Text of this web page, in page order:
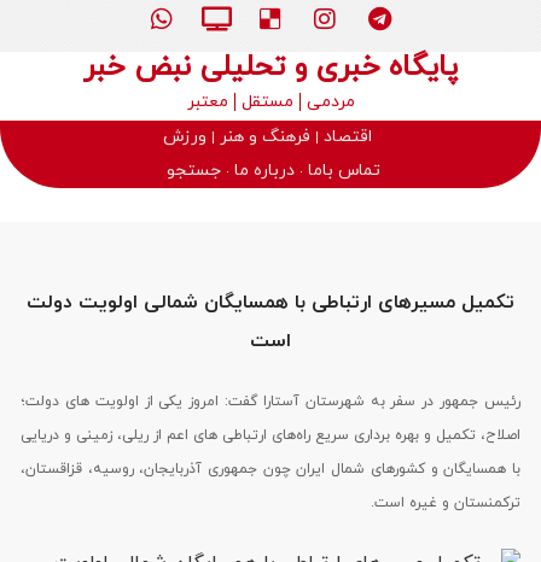
پایگاه خبری و تحلیلی نبض خبر
مردمی مستقل
معتبر
اقتصاد
فرهنگ و هنر
ورزش
تماس باما درباره ما جستجو
تکمیل مسیرهای ارتباطی با همسایگان شمالی اولویت دولت
است
رئیس جمهور در سفر به شهرستان آستارا گفت: امروز یکی از اولویت های دولت؛
اصلاح، تکمیل و بهره برداری سریع راه‌های ارتباطی های اعم از ریلی، زمینی و دریایی
با همسایگان و کشورهای شمال ایران چون جمهوری آذربایجان، روسیه، قزاقستان،
ترکمنستان و غیره است.